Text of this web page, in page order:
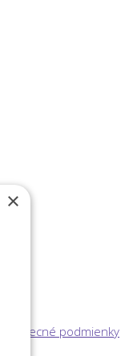
Všeobecné podmienky
×